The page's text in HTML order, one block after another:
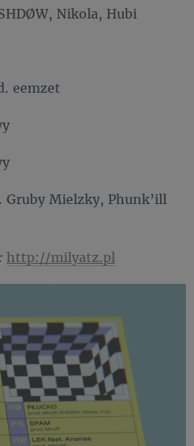
Nikola, Hubi
eemzet
Mielzky, Phunk’ill
http://milyatz.pl